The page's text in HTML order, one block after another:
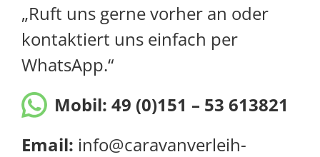
„Ruft uns gerne vorher an oder
kontaktiert uns einfach per
WhatsApp.“
Mobil: 49 (0)151 – 53 613821
Email: info@caravanverleih-